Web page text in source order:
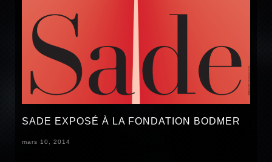
SADE EXPOSÉ À LA FONDATION BODMER
mars 10, 2014